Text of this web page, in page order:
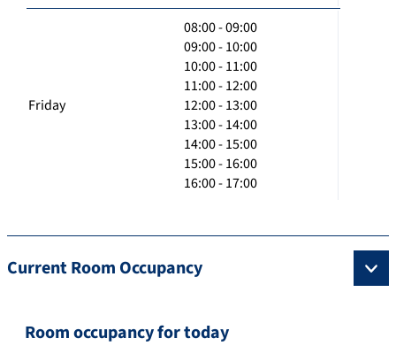
Friday
08:00 - 09:00
09:00 - 10:00
10:00 - 11:00
11:00 - 12:00
12:00 - 13:00
13:00 - 14:00
14:00 - 15:00
15:00 - 16:00
16:00 - 17:00
Current Room Occupancy
Room occupancy for today